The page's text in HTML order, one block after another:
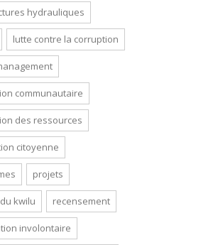
hydrauliques
lutte contre la corruption
communautaire
des ressources
citoyenne
projets
kwilu recensement
involontaire